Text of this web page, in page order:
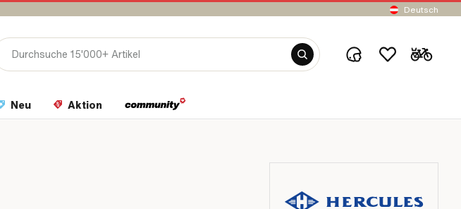
Deutsch
Neu Aktion